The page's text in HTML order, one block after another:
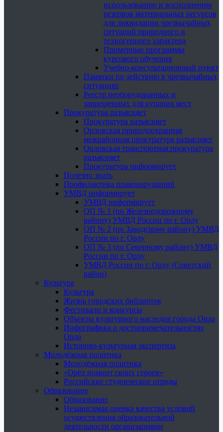
использованию и восполнению
резервов материальных ресурсов
для ликвидации чрезвычайных
ситуаций природного и
техногенного характера
Примерные программы
курсового обучения
Учебно-консультационный пункт
Памятки по действию в чрезвычайных
ситуациях
Реестр необорудованных и
запрещенных для купания мест
Прокуратура разъясняет
Прокуратура разъясняет
Орловская природоохранная
межрайонная прокуратура разъясняет
Орловская транспортная прокуратура
разъясняет
Прокуратура информирует
Полезно знать
Профилактика правонарушений
УМВД информирует
УМВД информирует
ОП № 1 (по Железнодорожному
району) УМВД России по г. Орлу
ОП № 2 (по Заводскому району) УМВД
России по г. Орлу
ОП № 3 (по Северному району) УМВД
России по г. Орлу
УМВД России по г. Орлу (Советский
район)
Культура
Культура
Жизнь городских библиотек
Фестивали и конкурсы
Объекты культурного наследия города Орла
Инфографика о достопримечательностях
Орла
Историко-культурная экспертиза
Молодёжная политика
Молодёжная политика
«Орёл помнит своих героев»
Российские студенческие отряды
Образование
Образование
Независимая оценка качества условий
осуществления образовательной
деятельности организациями